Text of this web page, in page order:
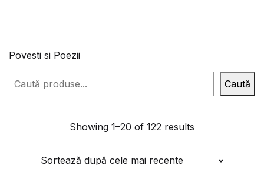
Povesti si Poezii
Caută
Caută
Showing 1–20 of 122 results
Sortează după cele mai recente